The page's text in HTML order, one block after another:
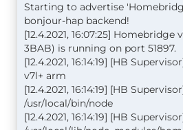
Starting to advertise
bonjour-hap backend!
[12.4.2021, 16:07:25] Homebridge
3BAB) is running on port 51897.
[12.4.2021, 16:14:19] [HB
v7l+ arm
[12.4.2021, 16:14:19] [HB
/usr/local/bin/node
[12.4.2021, 16:14:19] [HB